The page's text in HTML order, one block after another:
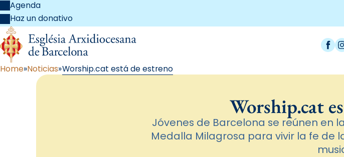
Agenda
Haz un donativo
Home Noticias Worship.cat está de estreno
Worship.cat
Jóvenes de Barcelona se reúnen en
Medalla Milagrosa para vivir la fe de